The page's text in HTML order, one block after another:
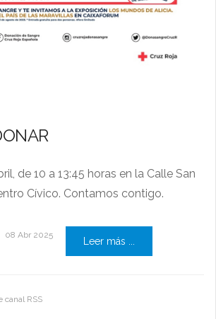
de 10 a 13:45 horas en la Calle San
Cívico. Contamos contigo.
08 Abr 2025
Leer más ...
canal RSS